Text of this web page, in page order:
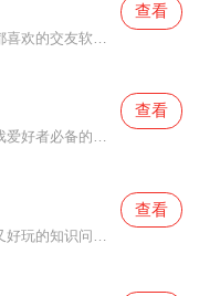
小红书app正版是一款年轻人都喜欢的交友软件，在这款小红书app正版中每天都会有很多的小伙伴们分享自己的生活，大家也可以通过这里面发现很多不一样有趣的体验，同时还提供了非常实用的购物，很多美妆产品都有提供，大家都可以根据自己的来进行选择的哦，如果你认为这款小红
查看
比心app下载是一款非常多游戏爱好者必备的软件，在这款比心app下载中用户们在这里面找到队友来一起体验游戏的，很多玩家都让你自由选择的，同时还有很多游戏大神都汇聚在这里面的，不仅支持组队开黑，还支持语音连麦体验，超多的体验都可以感受到的，一个人也不会感受到无聊
查看
知乎app下载安装是一款有趣又好玩的知识问答软件，在这款知乎app下载安装中有非常多的用户都在使用的，在这里面你有任何的问答都可以得到解答，脑洞大开的网友们都会为你解开所有的疑惑，同时还可以浏览到很多有趣的知识，大家都可以来一起试试，无聊的时候也可以使用哦，等
查看